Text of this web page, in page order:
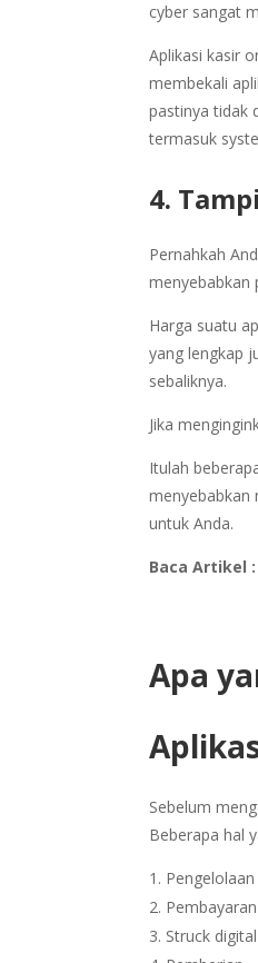
cyber sangat
Aplikasi kasir
membekali
pastinya tidak
termasuk
4.
Pernahkah
menyebabkan
Harga suatu
yang lengkap
sebaliknya.
Jika
Itulah
menyebabkan
untuk Anda.
Baca Artikel :
Apa
Sebelum
Beberapa hal
Struck digital